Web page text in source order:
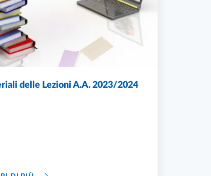
delle Lezioni A.A. 2023/2024